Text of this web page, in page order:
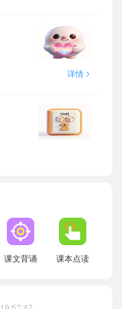
详情 >
课文背诵 课本点读